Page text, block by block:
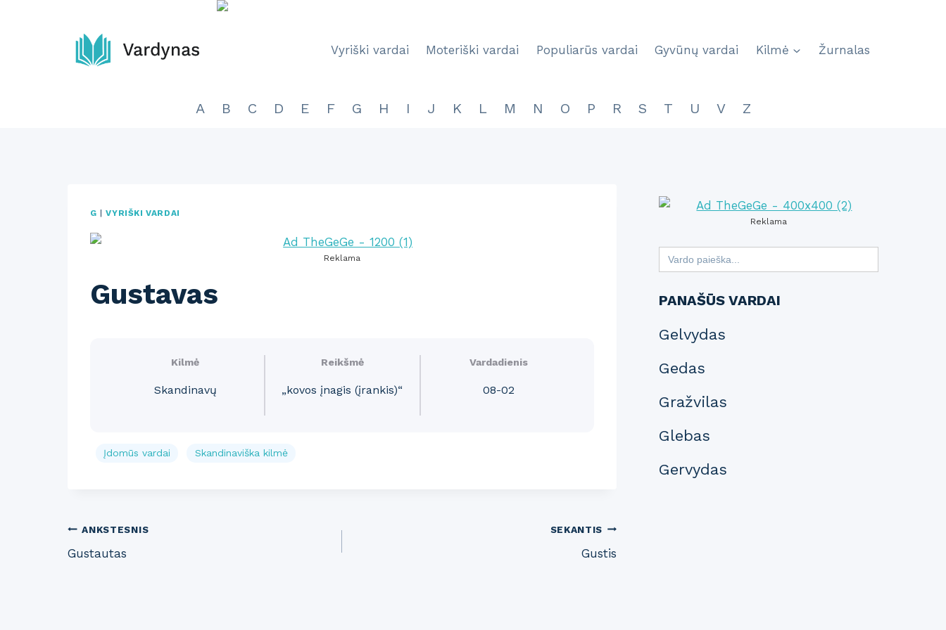
Vyriški vardai Moteriški vardai Populiarūs vardai Gyvūnų vardai Kilmė Žurnalas
A B C D E F G H I J K L M N O P R S T U V Z
G |VYRIŠKI VARDAI
Reklama
Gustavas
Kilmė
Skandinavų
Reikšmė
„kovos įnagis (įrankis)“
Vardadienis
08-02
Įdomūs vardai Skandinaviška kilmė
Post
navigation
ANKSTESNIS
Gustautas
SEKANTIS
Gustis
Reklama
Search
for:
PANAŠŪS VARDAI
Gelvydas
Gedas
Gražvilas
Glebas
Gervydas